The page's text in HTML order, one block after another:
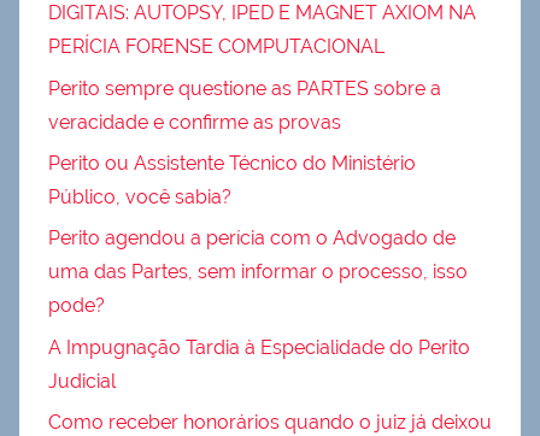
DIGITAIS: AUTOPSY, IPED E MAGNET AXIOM NA
PERÍCIA FORENSE COMPUTACIONAL
Perito sempre questione as PARTES sobre a
veracidade e confirme as provas
Perito ou Assistente Técnico do Ministério
Público, você sabia?
Perito agendou a perícia com o Advogado de
uma das Partes, sem informar o processo, isso
pode?
A Impugnação Tardia à Especialidade do Perito
Judicial
Como receber honorários quando o juiz já deixou